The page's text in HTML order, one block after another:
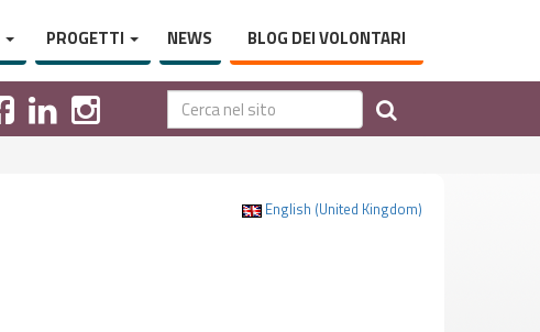
PROGETTI NEWS BLOG DEI VOLONTARI
English (United Kingdom)